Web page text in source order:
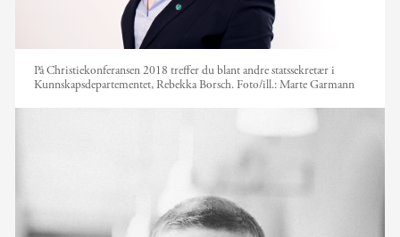
På Christiekonferansen 2018 treffer du blant andre statssekretær i
Kunnskapsdepartementet, Rebekka Borsch. Foto/ill.:Marte Garmann